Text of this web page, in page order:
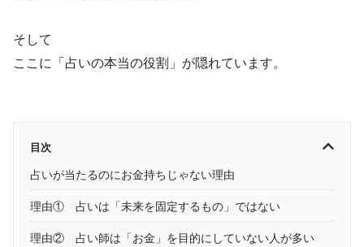
そして
ここに「占いの本当の役割」が隠れています。
目次
占いが当たるのにお金持ちじゃない理由
理由① 占いは「未来を固定するもの」ではない
理由② 占い師は「お金」を目的にしていない人が多い